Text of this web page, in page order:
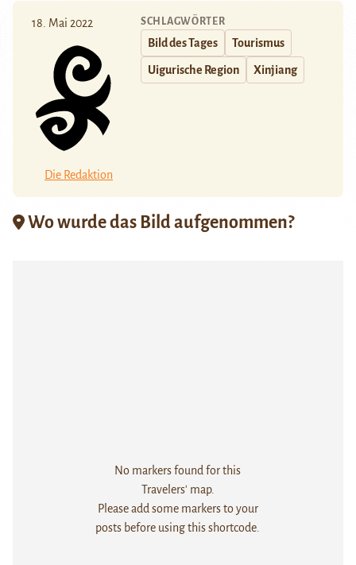
18. Mai 2022
Die Redaktion
SCHLAGWÖRTER
Bild des Tages Tourismus
Uigurische Region Xinjiang
Wo wurde das Bild aufgenommen?
No markers found for this
Travelers' map.
Please add some markers to your
posts before using this shortcode.